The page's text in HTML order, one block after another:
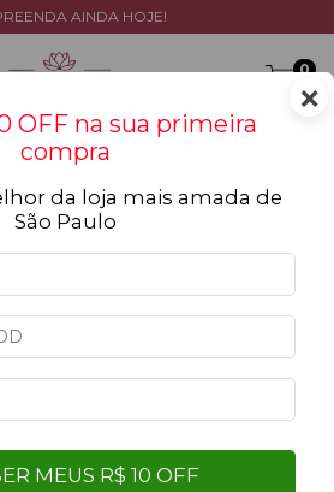
AINDA HOJE!
0
14%
OFF
×
OFF na sua primeira
compra
da loja mais amada de
São Paulo
MEUS R$ 10 OFF